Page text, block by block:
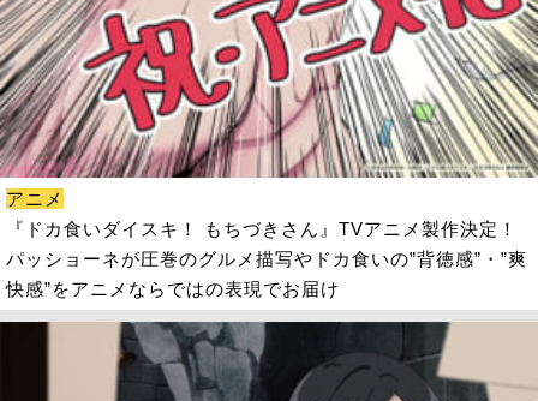
アニメ
『ドカ食いダイスキ！ もちづきさん』TVアニメ製作決定！
パッショーネが圧巻のグルメ描写やドカ食いの”背徳感”・”爽
快感”をアニメならではの表現でお届け